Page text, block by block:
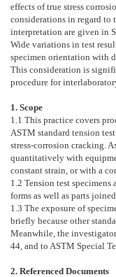
effects of true stress
considerations in regard to
interpretation are given in
Wide variations in test
specimen orientation with
This consideration is
procedure for
1. Scope
1.1 This practice covers
ASTM standard tension
stress-corrosion cracking.
quantitatively with
constant strain, or with a
1.2 Tension test
forms as well as parts
1.3 The exposure of
briefly because other
Meanwhile, the
44, and to ASTM Special
2. Referenced Documents